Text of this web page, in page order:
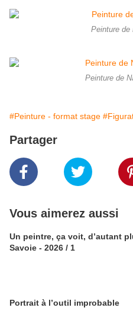
Peinture de
Peinture de
#Peinture - format stage
Partager
Vous aimerez aussi
Un peintre, ça voit, d’autant
Savoie - 2026 / 1
Portrait à l’outil improbable